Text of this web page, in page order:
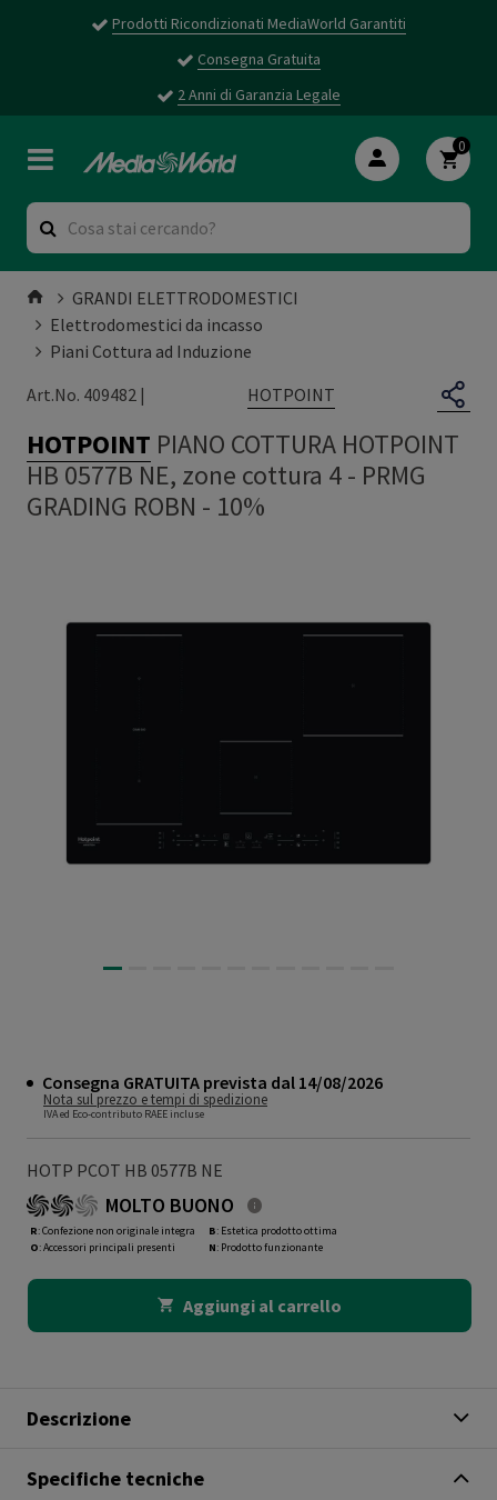
Prodotti Ricondizionati MediaWorld Garantiti
Consegna Gratuita
2 Anni di Garanzia Legale
0
GRANDI ELETTRODOMESTICI
Elettrodomestici da incasso
Piani Cottura ad Induzione
Art.No. 409482 |
HOTPOINT
HOTPOINT PIANO COTTURA HOTPOINT
HB 0577B NE, zone cottura 4- PRMG
GRADING ROBN - 10%
Consegna GRATUITA prevista dal 14/08/2026
Nota sul prezzo e tempi di spedizione
IVA ed Eco-contributo RAEE incluse
HOTP PCOT HB 0577B NE
MOLTO BUONO
R: Confezione non originale integra
O: Accessori principali presenti
B: Estetica prodotto ottima
N: Prodotto funzionante
Aggiungi al carrello
Descrizione
Specifiche tecniche